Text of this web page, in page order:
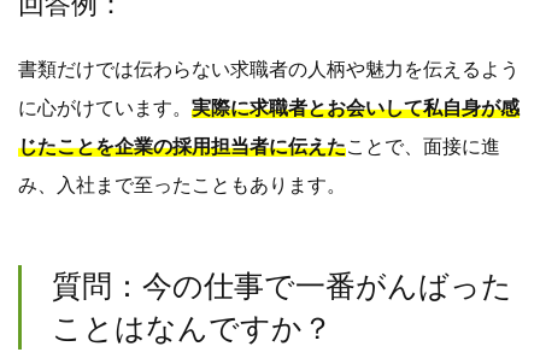
書類だけでは伝わらない求職者の人柄や魅力を伝えるよう
に心がけています。 実際に求職者とお会いして私自身が感
じたことを企業の採用担当者に伝えたことで、面接に進
み、入社まで至ったこともあります。
質問：今の仕事で一番がんばった
ことはなんですか？